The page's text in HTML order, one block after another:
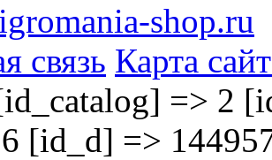
igromania-shop.ru
связь Карта
=> 2
[id_d] =>